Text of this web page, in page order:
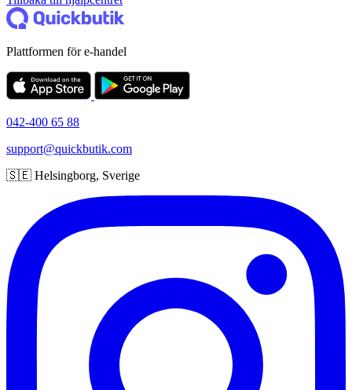
Plattformen för e-handel
042-400 65 88
support@quickbutik.com
🇸🇪 Helsingborg, Sverige